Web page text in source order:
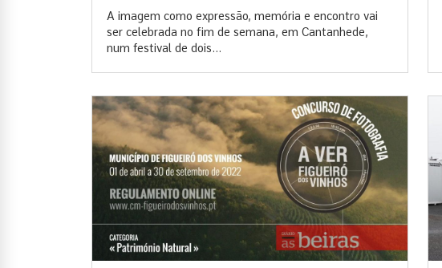
A imagem como expressão, memória e encontro vai
ser celebrada no fim de semana, em Cantanhede,
num festival de dois...